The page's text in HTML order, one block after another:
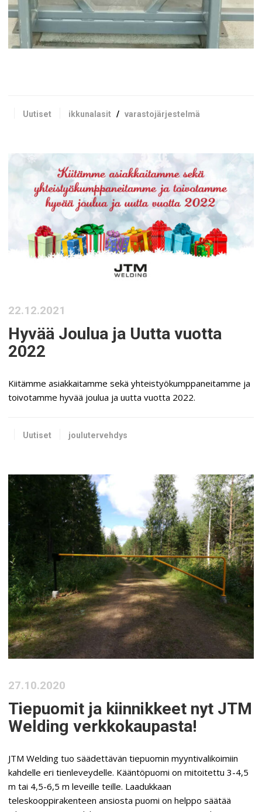
Uutiset ikkunalasit/ varastojärjestelmä
22.12.2021
Hyvää Joulua ja Uutta vuotta
2022
Kiitämme asiakkaitamme sekä yhteistyökumppaneitamme ja
toivotamme hyvää joulua ja uutta vuotta 2022.
Uutiset joulutervehdys
27.10.2020
Tiepuomit ja kiinnikkeet nyt JTM
Welding verkkokaupasta!
JTM Welding tuo säädettävän tiepuomin myyntivalikoimiin
kahdelle eri tienleveydelle. Kääntöpuomi on mitoitettu 3-4,5
m tai 4,5-6,5 m leveille teille. Laadukkaan
teleskooppirakenteen ansiosta puomi on helppo säätää